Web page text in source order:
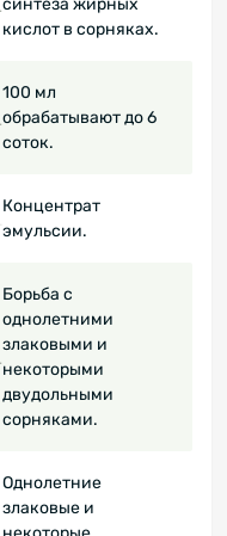
синтеза жирных
кислот в сорняках.
100 мл
обрабатывают до 6
соток.
Концентрат
эмульсии.
Борьба с
однолетними
злаковыми и
некоторыми
двудольными
сорняками.
Однолетние
злаковые и